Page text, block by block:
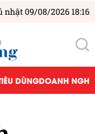
nhật 09/08/2026 18:16
DÙNGDOANH